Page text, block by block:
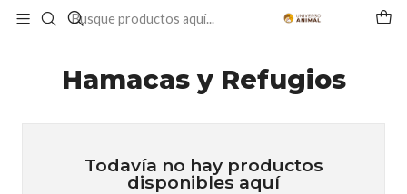
Inicio GATO ENTRETENCIÓN Hamacas y Refugios
Hamacas y Refugios
Todavía no hay productos
disponibles aquí